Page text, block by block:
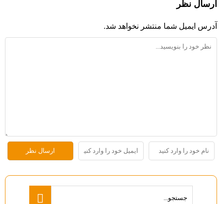
ارسال نظر
آدرس ایمیل شما منتشر نخواهد شد.